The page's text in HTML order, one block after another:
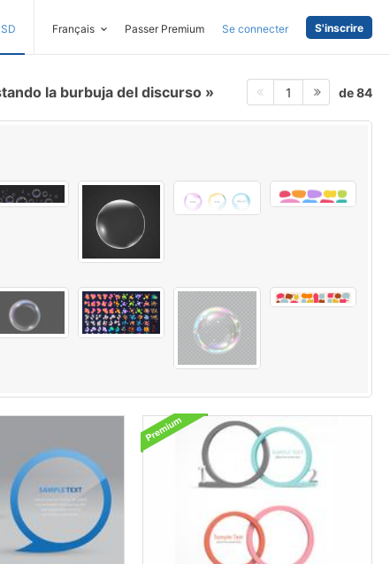
Français Passer Premium Se connecter S'inscrire
la burbuja del discurso 1 de 84